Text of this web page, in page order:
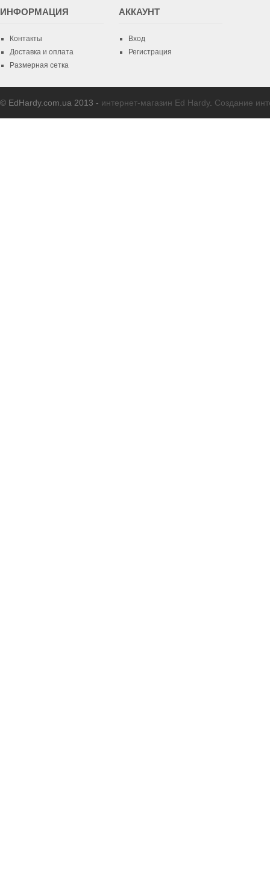
ИНФОРМАЦИЯ
Контакты
Доставка и оплата
Размерная сетка
AККАУНТ
Вход
Регистрация
© EdHardy.com.ua 2013 - интернет-магазин Ed Hardy. Создание